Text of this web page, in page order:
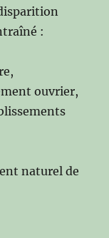
:
ouvrier,
naturel de